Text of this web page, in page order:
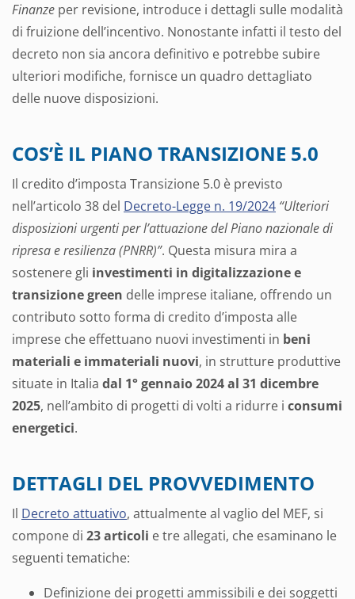
Finanze per revisione, introduce i dettagli sulle modalità
di fruizione dell’incentivo. Nonostante infatti il testo del
decreto non sia ancora definitivo e potrebbe subire
ulteriori modifiche, fornisce un quadro dettagliato
delle nuove disposizioni.
COS’È IL PIANO TRANSIZIONE 5.0
Il credito d’imposta Transizione 5.0 è previsto
nell’articolo 38 del Decreto-Legge n. 19/2024 “Ulteriori
disposizioni urgenti per l’attuazione del Piano nazionale di
ripresa e resilienza (PNRR)”. Questa misura mira a
sostenere gli investimenti in digitalizzazione e
transizione green delle imprese italiane, offrendo un
contributo sotto forma di credito d’imposta alle
imprese che effettuano nuovi investimenti in beni
materiali e immateriali nuovi, in strutture produttive
situate in Italia dal 1° gennaio 2024 al 31 dicembre
2025, nell’ambito di progetti di volti a ridurre i consumi
energetici.
DETTAGLI DEL PROVVEDIMENTO
Il Decreto attuativo, attualmente al vaglio del MEF, si
compone di 23 articoli e tre allegati, che esaminano le
seguenti tematiche:
Definizione dei progetti ammissibili e dei soggetti